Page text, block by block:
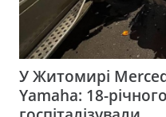
У Житомирі
Yamaha: 18-